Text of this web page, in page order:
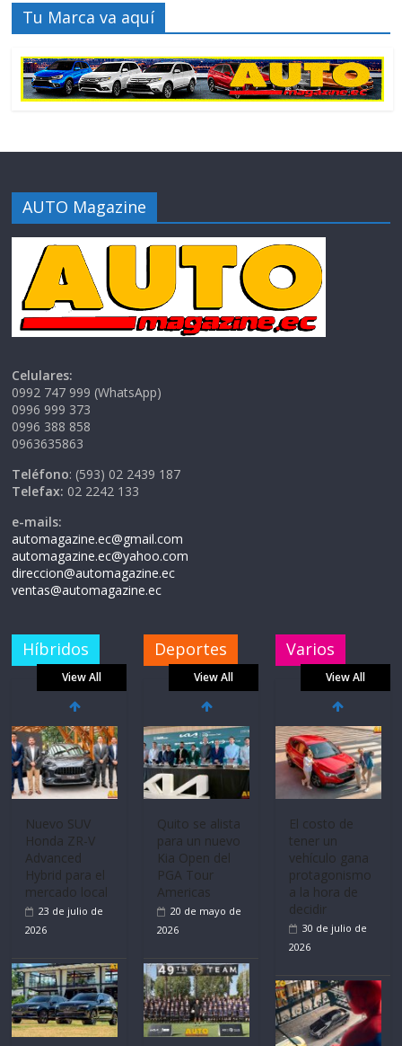
Tu Marca va aquí
AUTO Magazine
Celulares:
0992 747 999 (WhatsApp)
0996 999 373
0996 388 858
0963635863
Teléfono: (593) 02 2439 187
Telefax: 02 2242 133
e-mails:
automagazine.ec@gmail.com
automagazine.ec@yahoo.com
direccion@automagazine.ec
ventas@automagazine.ec
Híbridos
View All
Nuevo SUV
Honda ZR-V
Hybrid para el
mercado local
23 de julio de
2026
Volvo
reingresa a
Deportes
View All
La FEDAK
recibe 12
Sinotruk
Bolden para
cubrir las rutas
de La Vuelta
31 de julio de
2026
Quito se alista
Varios
View All
El costo de
tener un
protagonismo
a la hora de
decidir
30 de julio de
2026
Ultima película